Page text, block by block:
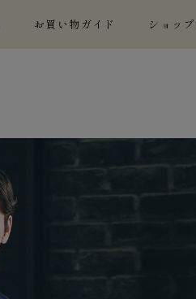
お買い物ガイド ショッ